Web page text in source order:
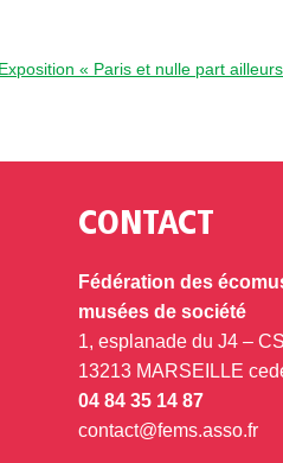
« Paris et nulle part
CONTACT
Fédération des
musées de société
1, esplanade du J4 –
13213 MARSEILLE
04 84 35 14 87
contact@fems.asso.fr